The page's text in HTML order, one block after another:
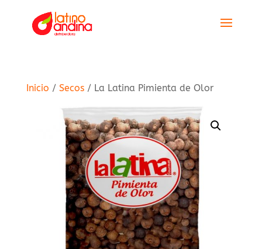
Inicio / Secos/ La Latina Pimienta de Olor